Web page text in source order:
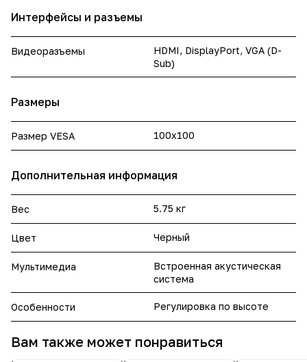
Интерфейсы и разъемы
Видеоразъемы
HDMI, DisplayPort, VGA (D-
Sub)
Размеры
Размер VESA 100x100
Дополнительная информация
Вес 5.75 кг
Цвет Черный
Мультимедиа
Встроенная акустическая
система
Особенности Регулировка по высоте
Вам также может понравиться